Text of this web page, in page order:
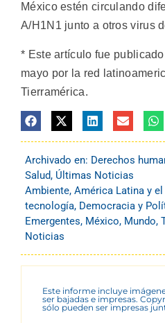
México estén circulando
A/H1N1 junto a otros virus
* Este artículo fue
mayo por la red
Tierramérica.
Archivado en: Derechos
Salud, Últimas Noticias
Ambiente, América Latina y el
tecnología, Democracia y
Emergentes, México, Mundo,
Noticias
Este informe incluye
ser bajadas e impresas.
sólo pueden ser impresas